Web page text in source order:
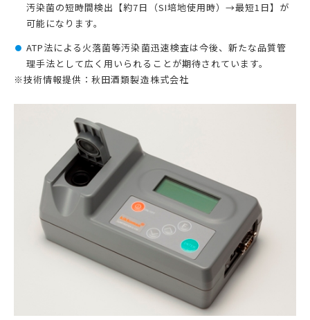
汚染菌の短時間検出【約7日（SI培地使用時）→最短1日】が
可能になります。
ATP法による火落菌等汚染菌迅速検査は今後、新たな品質管
理手法として広く用いられることが期待されています。
※技術情報提供：秋田酒類製造株式会社